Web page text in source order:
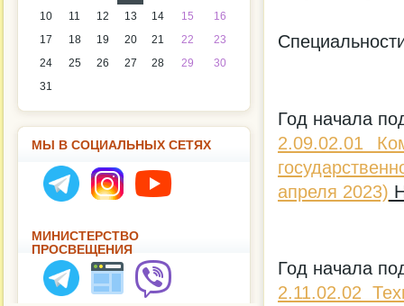
Год начала
2.09.02.01
апреля 2023)
Год начала
2.11.02.02
10
11 12 13 14 15
16
17
18 19 20 21 22
23
24
25 26 27 28 29
30
31
МЫ В СОЦИАЛЬНЫХ СЕТЯХ
МИНИСТЕРСТВО
ПРОСВЕЩЕНИЯ